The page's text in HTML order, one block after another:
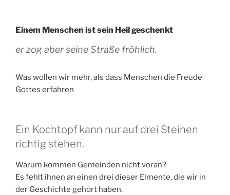
Einem Menschen ist sein Heil geschenkt
er zog aber seine Straße fröhlich.
Was wollen wir mehr, als dass Menschen die Freude
Gottes erfahren
Ein Kochtopf kann nur auf drei Steinen
richtig stehen.
Warum kommen Gemeinden nicht voran?
Es fehlt ihnen an einen drei dieser Elmente, die wir in
der Geschichte gehört haben.